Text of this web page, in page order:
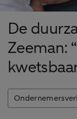
De
Zeeman: